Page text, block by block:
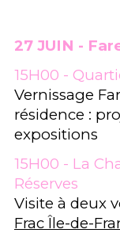
27 JUIN -
15H00 -
Vernissage
résidence :
expositions
15H00 - La
Réserves
Visite à deux
Frac Île-de-